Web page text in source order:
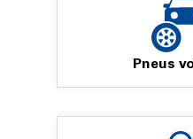
Pneus